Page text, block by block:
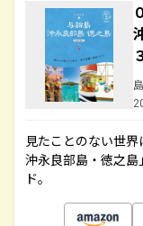
見たことのない世
沖永良部島・徳之
ド。